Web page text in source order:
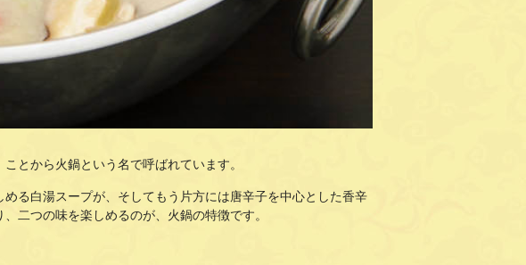
とから火鍋という名で呼ばれています。
る白湯スープが、そしてもう片方には唐辛子を中心とした香辛
二つの味を楽しめるのが、火鍋の特徴です。